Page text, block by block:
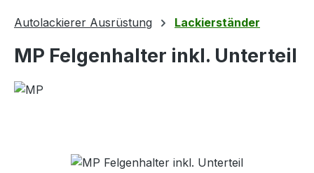
Autolackierer Ausrüstung Lackierständer
MP Felgenhalter inkl. Unterteil
Bildergalerie überspringen